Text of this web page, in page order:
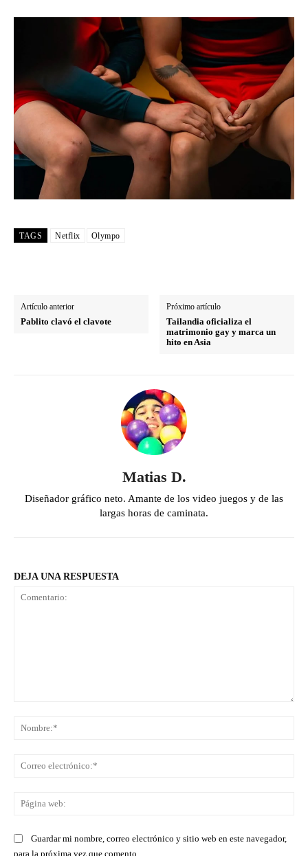
TAGS Netflix Olympo
Artículo anterior
Pablito clavó el clavote
Próximo artículo
Tailandia oficializa el
matrimonio gay y marca un
hito en Asia
Matias D.
Diseñador gráfico neto. Amante de los video juegos y de las
largas horas de caminata.
DEJA UNA RESPUESTA
Guardar mi nombre, correo electrónico y sitio web en este navegador,
para la próxima vez que comento.